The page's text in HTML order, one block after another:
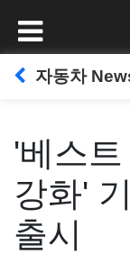
자동차
'베스
강화'
출시